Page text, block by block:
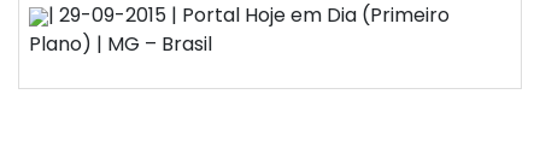
| 29-09-2015 | Portal Hoje em Dia (Primeiro
Plano) | MG – Brasil